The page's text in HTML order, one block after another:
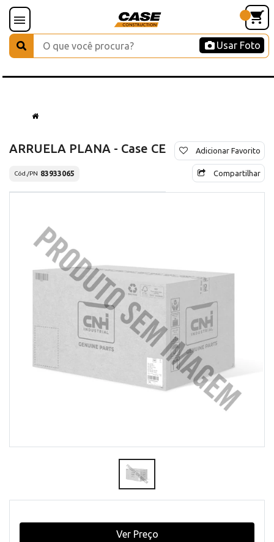
Usar Foto
ARRUELA PLANA - Case CE
Cód./PN 83933065
Adicionar Favorito
Compartilhar
Ver Preço